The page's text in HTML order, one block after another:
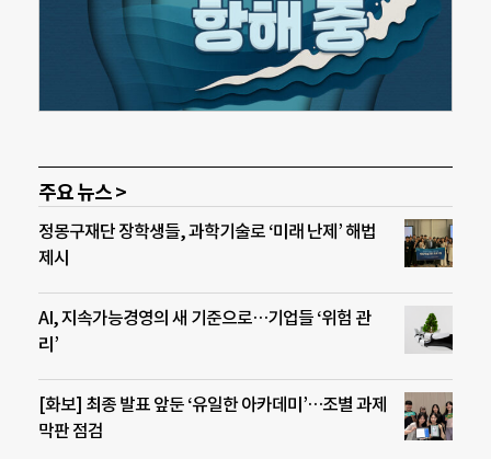
주요 뉴스 >
정몽구재단 장학생들, 과학기술로 ‘미래 난제’ 해법
제시
AI, 지속가능경영의 새 기준으로…기업들 ‘위험 관
리’
[화보] 최종 발표 앞둔 ‘유일한 아카데미’…조별 과제
막판 점검